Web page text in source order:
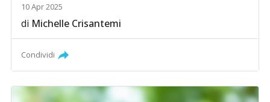
10 Apr 2025
di Michelle Crisantemi
Condividi